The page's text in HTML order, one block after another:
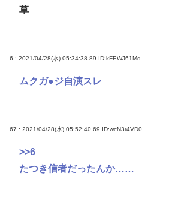
草
6 : 2021/04/28(水) 05:34:38.89 ID:kFEWJ61Md
ムクガ●ジ自演スレ
67 : 2021/04/28(水) 05:52:40.69 ID:wcN3r4VD0
>>6
たつき信者だったんか……